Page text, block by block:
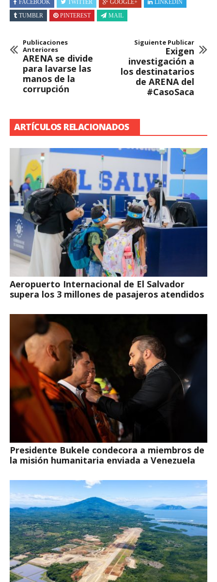
FACEBOOK TWITTER GOOGLE+
LINKEDIN
TUMBLR
PINTEREST MAIL
Publicaciones
Anteriores
ARENA se divide
para lavarse las
manos de la
corrupción
Siguiente Publicar
Exigen
investigación a
los destinatarios
de ARENA del
#CasoSaca
ARTÍCULOS RELACIONADOS
Aeropuerto Internacional de El Salvador
supera los 3 millones de pasajeros atendidos
Presidente Bukele condecora a miembros de
la misión humanitaria enviada a Venezuela